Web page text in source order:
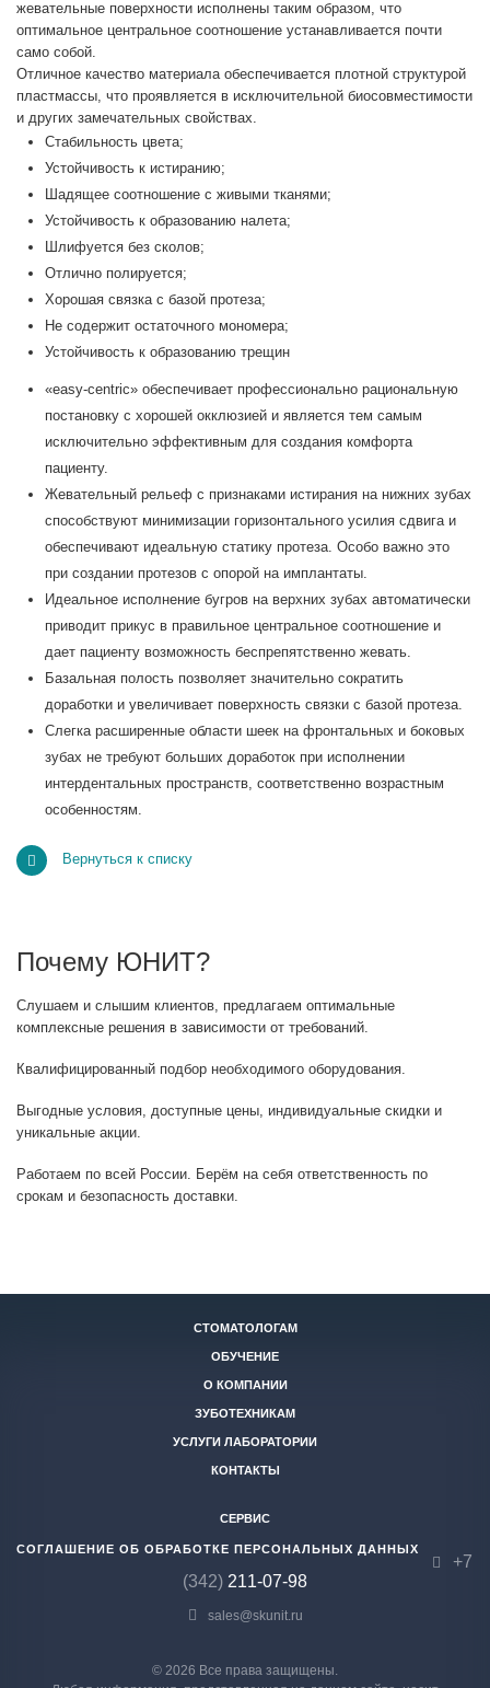
жевательные поверхности исполнены таким образом, что
оптимальное центральное соотношение устанавливается почти
само собой.
Отличное качество материала обеспечивается плотной структурой
пластмассы, что проявляется в исключительной биосовместимости
и других замечательных свойствах.
Стабильность цвета;
Устойчивость к истиранию;
Шадящее соотношение с живыми тканями;
Устойчивость к образованию налета;
Шлифуется без сколов;
Отлично полируется;
Хорошая связка с базой протеза;
Не содержит остаточного мономера;
Устойчивость к образованию трещин
«easy-centric» обеспечивает профессионально рациональную
постановку с хорошей окклюзией и является тем самым
исключительно эффективным для создания комфорта
пациенту.
Жевательный рельеф с признаками истирания на нижних зубах
способствуют минимизации горизонтального усилия сдвига и
обеспечивают идеальную статику протеза. Особо важно это
при создании протезов с опорой на имплантаты.
Идеальное исполнение бугров на верхних зубах автоматически
приводит прикус в правильное центральное соотношение и
дает пациенту возможность беспрепятственно жевать.
Базальная полость позволяет значительно сократить
доработки и увеличивает поверхность связки с базой протеза.
Слегка расширенные области шеек на фронтальных и боковых
зубах не требуют больших доработок при исполнении
интердентальных пространств, соответственно возрастным
особенностям.
Вернуться к списку
Почему ЮНИТ?
Слушаем и слышим клиентов, предлагаем оптимальные
комплексные решения в зависимости от требований.
Квалифицированный подбор необходимого оборудования.
Выгодные условия, доступные цены, индивидуальные скидки и
уникальные акции.
Работаем по всей России. Берём на себя ответственность по
срокам и безопасность доставки.
СТОМАТОЛОГАМ
ОБУЧЕНИЕ
О КОМПАНИИ
ЗУБОТЕХНИКАМ
УСЛУГИ ЛАБОРАТОРИИ
КОНТАКТЫ
СЕРВИС
СОГЛАШЕНИЕ ОБ ОБРАБОТКЕ ПЕРСОНАЛЬНЫХ ДАННЫХ
+7
(342) 211-07-98
sales@skunit.ru
© 2026 Все права защищены.